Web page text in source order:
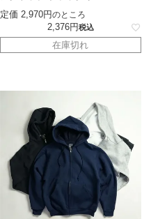
定価 2,970 のところ
2,376 税込
在庫切れ